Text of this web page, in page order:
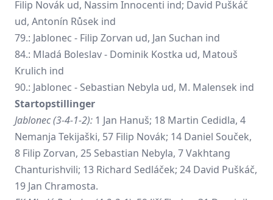
Filip Novák ud, Nassim Innocenti ind; David Puškáč
ud, Antonín Růsek ind
79.: Jablonec - Filip Zorvan ud, Jan Suchan ind
84.: Mladá Boleslav - Dominik Kostka ud, Matouš
Krulich ind
90.: Jablonec - Sebastian Nebyla ud, M. Malensek ind
Startopstillinger
Jablonec (3-4-1-2): 1 Jan Hanuš; 18 Martin Cedidla, 4
Nemanja Tekijaški, 57 Filip Novák; 14 Daniel Souček,
8 Filip Zorvan, 25 Sebastian Nebyla, 7 Vakhtang
Chanturishvili; 13 Richard Sedláček; 24 David Puškáč,
19 Jan Chramosta.